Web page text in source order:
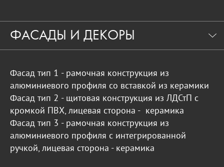
ФАСАДЫ И ДЕКОРЫ
Фасад тип 1 - рамочная конструкция из
алюминиевого профиля со вставкой из керамики
Фасад тип 2 - щитовая конструкция из ЛДСтП с
кромкой ПВХ, лицевая сторона - керамика
Фасад тип 3 - рамочная конструкция из
алюминиевого профиля с интегрированной
ручкой, лицевая сторона - керамика